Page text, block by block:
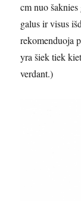
cm nuo
galus ir visus
rekomenduoja
yra šiek tiek
verdant.)